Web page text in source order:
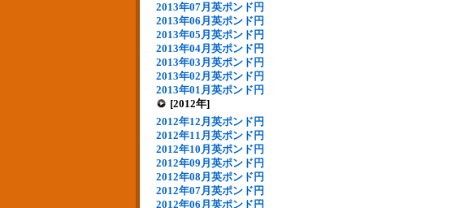
2013年07月英ポンド円
2013年06月英ポンド円
2013年05月英ポンド円
2013年04月英ポンド円
2013年03月英ポンド円
2013年02月英ポンド円
2013年01月英ポンド円
[2012年]
2012年12月英ポンド円
2012年11月英ポンド円
2012年10月英ポンド円
2012年09月英ポンド円
2012年08月英ポンド円
2012年07月英ポンド円
2012年06月英ポンド円